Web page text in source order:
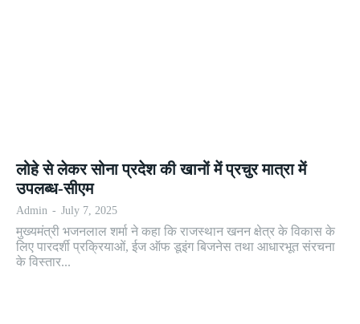
लोहे से लेकर सोना प्रदेश की खानों में प्रचुर मात्रा में
उपलब्ध-सीएम
Admin - July 7, 2025
मुख्यमंत्री भजनलाल शर्मा ने कहा कि राजस्थान खनन क्षेत्र के विकास के
लिए पारदर्शी प्रक्रियाओं, ईज ऑफ डूइंग बिजनेस तथा आधारभूत संरचना
के विस्तार...